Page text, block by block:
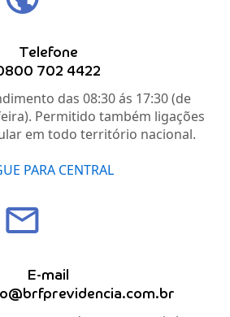
Telefone
702 4422
das 08:30 ás 17:30 (de
Permitido também ligações
em todo território nacional.
PARA CENTRAL
E-mail